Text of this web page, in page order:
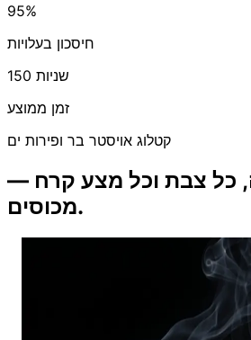
95%
חיסכון בעלויות
150 שניות
זמן ממוצע
קטלוג אויסטר בר ופירות ים
כל צבת וכל מצע קרח —
מכוסים.